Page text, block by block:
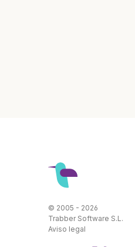
© 2005 - 2026
Trabber Software S.L.
Aviso legal